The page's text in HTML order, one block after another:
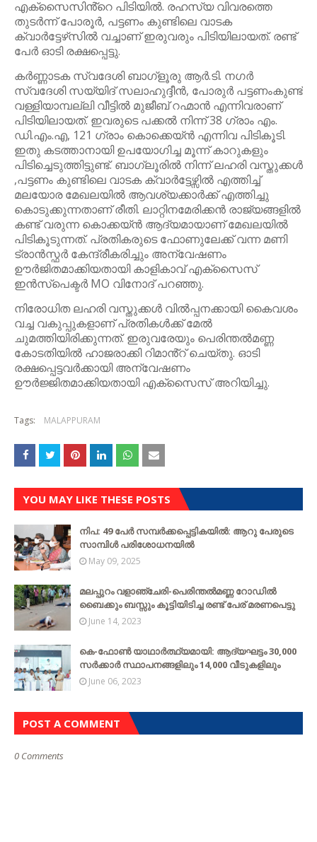
എക്സൈസിൻ്റെ പിടിയിൽ. രഹസ്യ വിവരത്തെ
തുടർന്ന് പോരൂർ, പട്ടണം കുണ്ടിലെ വാടക
ക്വാർട്ടേഴ്‌സിൽ വച്ചാണ് ഇരുവരും പിടിയിലായത്. രണ്ട്
പേർ ഓടി രക്ഷപ്പെട്ടു.
കർണ്ണാടക സ്വദേശി ബാഗ്ളൂരു ആർ.ടി. നഗർ
സ്വദേശി സയ്യിദ് സലാഹുദ്ദീൻ, പോരുർ പട്ടണംകുണ്ട്
വള്ളിയാമ്പല്ലി വീട്ടിൽ മുജീബ് റഹ്മാൻ എന്നിവരാണ്
പിടിയിലായത്. ഇവരുടെ പക്കൽ നിന്ന് 38 ഗ്രാം എം.
ഡി.എം.എ, 121 ഗ്രാം കൊക്കെയ്ൻ എന്നിവ പിടികൂടി.
ഇതു കടത്താനായി ഉപയോഗിച്ച മൂന്ന് കാറുകളും
പിടിച്ചെടുത്തിട്ടുണ്ട്. ബാഗ്ലൂരിൽ നിന്ന് ലഹരി വസ്തുക്കൾ
,പട്ടണം കുണ്ടിലെ വാടക ക്വാർട്ടേഴ്സിൽ എത്തിച്ച്
മലയോര മേഖലയിൽ ആവശ്യക്കാർക്ക് എത്തിച്ചു
കൊടുക്കുന്നതാണ് രീതി. ലാറ്റിനമേരിക്കൻ രാജ്യങ്ങളിൽ
കണ്ട് വരുന്ന കൊക്കയ്ൻ ആദ്യമായാണ് മേഖലയിൽ
പിടികൂടുന്നത്. പ്രതികരുടെ ഫോണുലേക്ക് വന്ന മണി
ട്രാൻസ്ഫർ കേന്ദ്രീകരിച്ചും അന്വേഷണം
ഊർജിതമാക്കിയതായി കാളികാവ് എക്സൈസ്
ഇൻസ്പെക്ടർ MO വിനോദ് പറഞ്ഞു.
നിരോധിത ലഹരി വസ്തുക്കൾ വിൽപ്പനക്കായി കൈവശം
വച്ച വകുപ്പുകളാണ് പ്രതികൾക്ക് മേൽ
ചുമത്തിയിരിക്കുന്നത്. ഇരുവരേയും പെരിന്തൽമണ്ണ
കോടതിയിൽ ഹാജരാക്കി റിമാൻ്റ് ചെയ്തു. ഓടി
രക്ഷപ്പെട്ടവർക്കായി അന്വേഷണം
ഊർജ്ജിതമാക്കിയതായി എക്സൈസ് അറിയിച്ചു.
Tags: MALAPPURAM
YOU MAY LIKE THESE POSTS
നിപ: 49 പേർ സമ്പർക്കപ്പെട്ടികയിൽ: ആറു പേരുടെ
സാമ്പിൾ പരിശോധനയിൽ
May 09, 2025
മലപ്പുറം വളാഞ്ചേരി-പെരിന്തൽമണ്ണ റോഡിൽ
ബൈക്കും ബസ്സും കൂട്ടിയിടിച്ച രണ്ട് പേര് മരണപെട്ടു
June 14, 2023
കെ-ഫോൺ യാഥാർത്ഥ്യമായി: ആദ്യഘട്ടം 30,000
സർക്കാർ സ്ഥാപനങ്ങളിലും 14,000 വീടുകളിലും
June 06, 2023
POST A COMMENT
0 Comments